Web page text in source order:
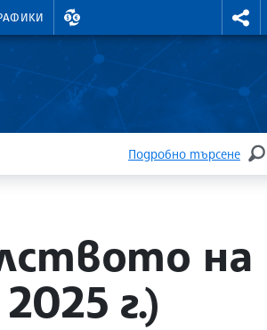
ВАЛУТНИ КУРСОВЕ
Подробно търсене
на
г.)